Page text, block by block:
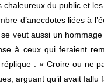
chaleureux du public et
d’anecdotes liées à
veut aussi un
à ceux qui feraient
réplique : « Croire ou ne
arguant qu’il avait fallu